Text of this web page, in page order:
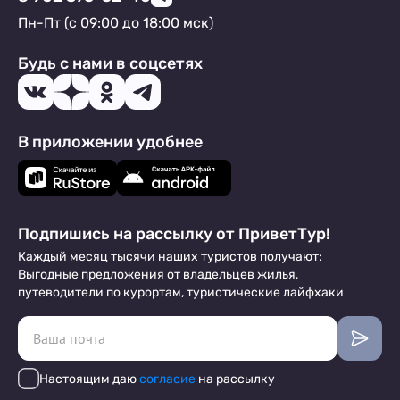
Пн-Пт (с 09:00 до 18:00 мск)
Будь с нами в соцсетях
В приложении удобнее
Подпишись на рассылку от ПриветТур!
Каждый месяц тысячи наших туристов получают:
Выгодные предложения от владельцев жилья,
путеводители по курортам, туристические лайфхаки
Настоящим даюсогласие на рассылку